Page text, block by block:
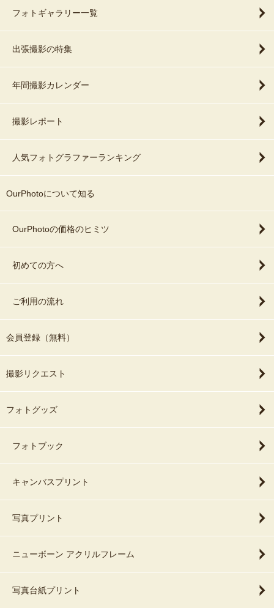
フォトギャラリー一覧
出張撮影の特集
年間撮影カレンダー
撮影レポート
人気フォトグラファーランキング
OurPhotoについて知る
OurPhotoの価格のヒミツ
初めての方へ
ご利用の流れ
会員登録（無料）
撮影リクエスト
フォトグッズ
フォトブック
キャンバスプリント
写真プリント
ニューボーン アクリルフレーム
写真台紙プリント